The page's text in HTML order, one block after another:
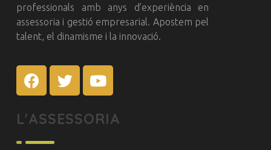
professionals amb anys d’experiència en
assessoria i gestió empresarial. Apostem pel
talent, el dinamisme i la innovació.
L'ASSESSORIA